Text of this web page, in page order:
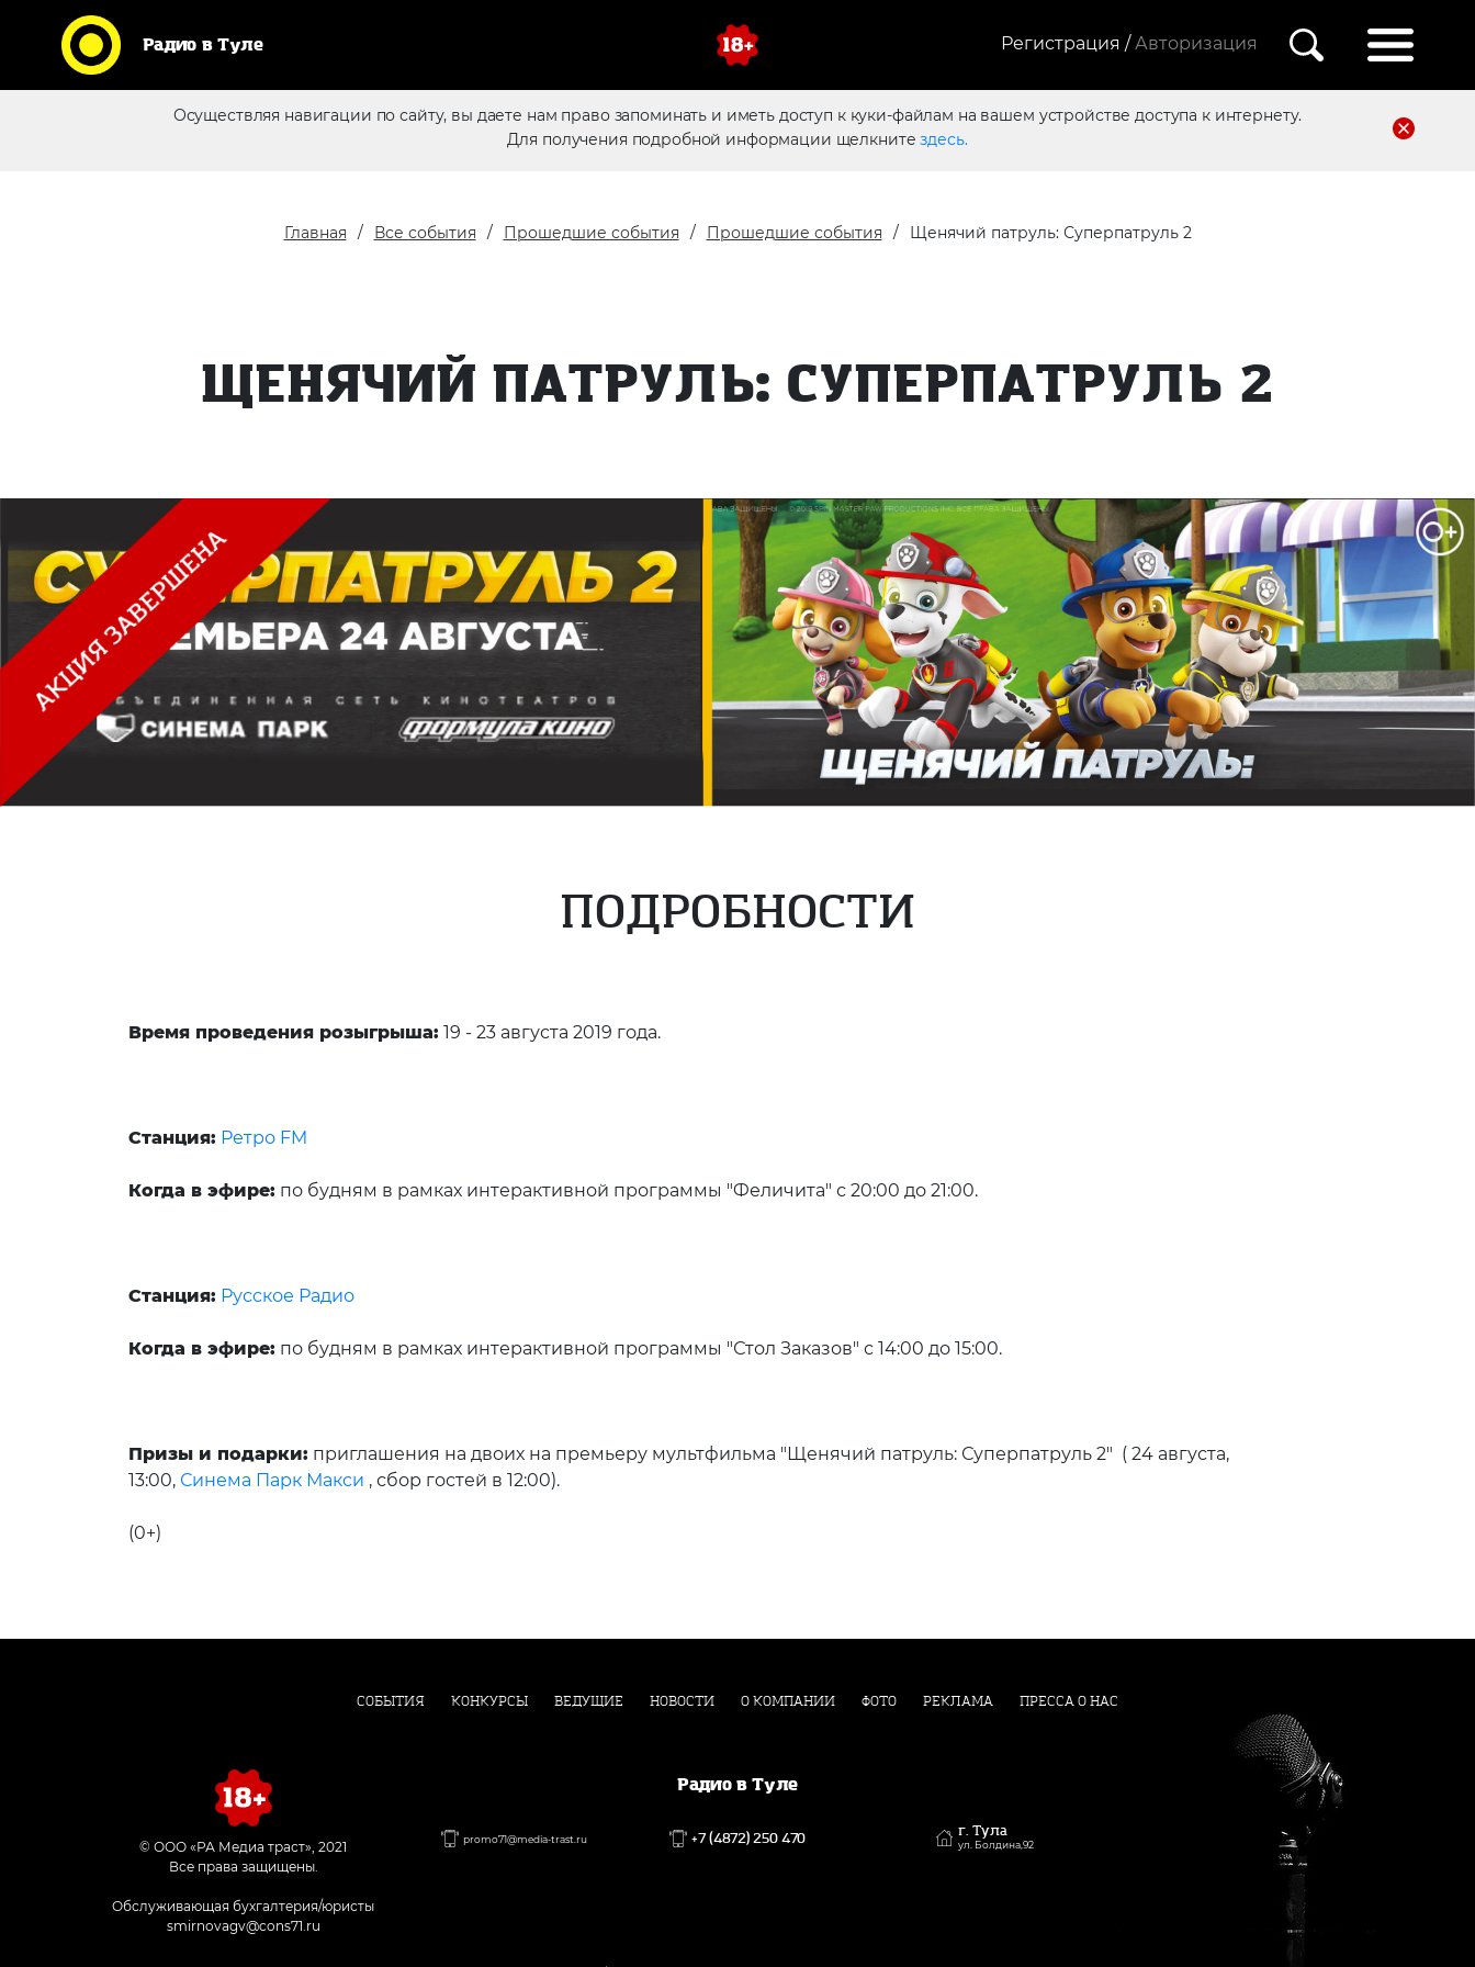
Радио в Туле Регистрация / Авторизация
Осуществляя навигации по сайту, вы даете нам право запоминать и иметь доступ к куки-файлам на вашем устройстве доступа к интернету.
Для получения подробной информации щелкнитездесь.
Кликни по логотипу любимой
станции и слушай радио
Главная Все события Прошедшие события Прошедшие события Щенячий патруль: Суперпатруль 2
ЩЕНЯЧИЙ ПАТРУЛЬ: СУПЕРПАТРУЛЬ 2
ПОДРОБНОСТИ
Время проведения розыгрыша: 19 - 23 августа 2019 года.
Станция: Ретро FM
Когда в эфире: по будням в рамках интерактивной программы "Феличита" с 20:00 до 21:00.
Станция: Русское Радио
Когда в эфире: по будням в рамках интерактивной программы "Стол Заказов" с 14:00 до 15:00.
Призы и подарки: приглашения на двоих на премьеру мультфильма "Щенячий патруль: Суперпатруль 2" ( 24 августа,
13:00, Синема Парк Макси , сбор гостей в 12:00).
(0+)
СОБЫТИЯ КОНКУРСЫ ВЕДУЩИЕ НОВОСТИ О КОМПАНИИ ФОТО РЕКЛАМА ПРЕССА О НАС
Радио в Туле
© ООО «РА Медиа траст», 2021
Все права защищены.
Обслуживающая бухгалтерия/юристы
smirnovagv@cons71.ru
promo71@media-trast.ru +7 (4872) 250 470 г. Тула
ул. Болдина,92